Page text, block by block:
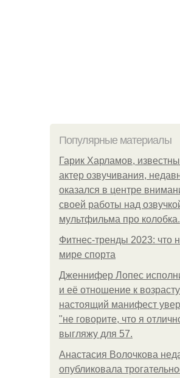
Популярные материалы
Гарик Харламов,
актер озвучивания,
оказался в центре
своей работы над
мультфильма про колобка.
Фитнес-тренды 2023: что
мире спорта
Дженнифер Лопес
и её отношение к
настоящий манифест
"не говорите, что я
выгляжу для 57.
Анастасия Волочкова
опубликовала